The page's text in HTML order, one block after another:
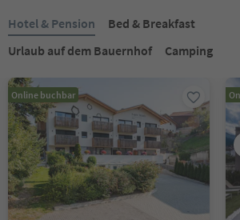
Hotel & Pension
Bed & Breakfast
Urlaub auf dem Bauernhof
Camping
Online buchbar